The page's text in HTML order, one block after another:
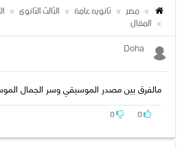
مصر ثانويه عامة الثالث الثانوى
المقال
Doha
مالفرق بين مصدر الموسيقي وسر الجمال
0
0